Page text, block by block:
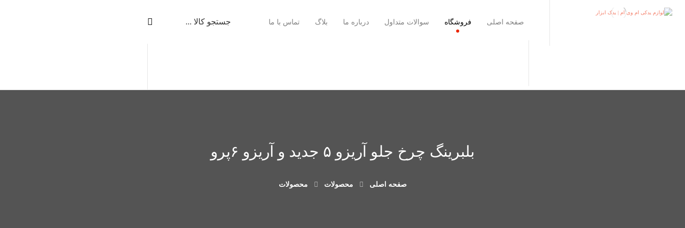
صفحه اصلی فروشگاه سوالات متداول درباره ما بلاگ تماس با ما
بلبرینگ چرخ جلو آریزو ۵ جدید و آریزو ۶پرو
صفحه اصلی محصولات محصولات